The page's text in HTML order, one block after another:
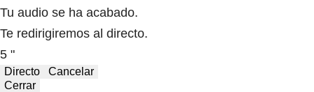
Tu audio se ha acabado.
Te redirigiremos al directo.
5 "
Directo
Cancelar
Cerrar